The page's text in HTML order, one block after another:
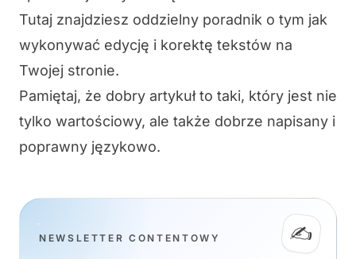
Tutaj znajdziesz oddzielny poradnik o tym jak
wykonywać edycję i korektę tekstów na
Twojej stronie.
Pamiętaj, że dobry artykuł to taki, który jest nie
tylko wartościowy, ale także dobrze napisany i
poprawny językowo.
✍️
NEWSLETTER CONTENTOWY